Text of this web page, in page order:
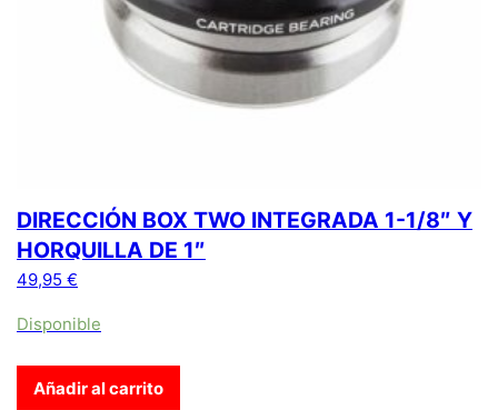
DIRECCIÓN BOX TWO INTEGRADA 1-1/8″ Y
HORQUILLA DE 1″
49,95 €
Disponible
Añadir al carrito